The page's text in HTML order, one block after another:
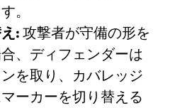
。
: 攻撃者が守備の形を
、ディフェンダーは
を取り、カバレッジ
ーカーを切り替える